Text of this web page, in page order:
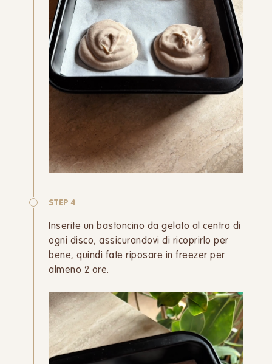
STEP 4
Inserite un bastoncino da gelato al centro di
ogni disco, assicurandovi di ricoprirlo per
bene, quindi fate riposare in freezer per
almeno 2 ore.